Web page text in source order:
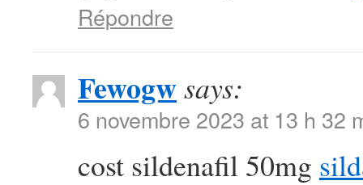
Répondre
Fewogwsays:
6 novembre 2023 at 13 h 32
cost sildenafil 50mg